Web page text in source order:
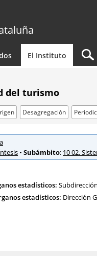
El Instituto
del turismo
Desagregación
• Subámbito: 10 02.
estadísticos:
estadísticos: Dirección